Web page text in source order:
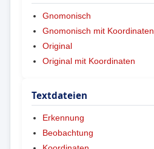
Gnomonisch
Gnomonisch mit Koordinaten
Original
Original mit Koordinaten
Textdateien
Erkennung
Beobachtung